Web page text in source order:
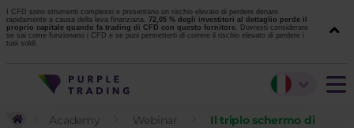
I CFD sono strumenti complessi e presentano un rischio elevato di perdere denaro
rapidamente a causa della leva finanziaria. 72,05 % degli investitori al dettaglio perde il
proprio capitale quando fa trading di CFD con questo fornitore. Dovresti considerare
se sai come funzionano i CFD e se puoi permetterti di correre il rischio elevato di perdere i
tuoi soldi.
Academy Webinar
Il triplo schermo di